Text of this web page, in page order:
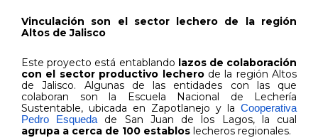
Vinculación son el sector lechero de la región
Altos de Jalisco
Este proyecto está entablando lazos de colaboración
con el sector productivo lechero de la región Altos
de Jalisco. Algunas de las entidades con las que
colaboran son la Escuela Nacional de Lechería
Sustentable, ubicada en Zapotlanejo y la Cooperativa
Pedro Esqueda de San Juan de los Lagos, la cual
agrupa a cerca de 100 establos lecheros regionales.